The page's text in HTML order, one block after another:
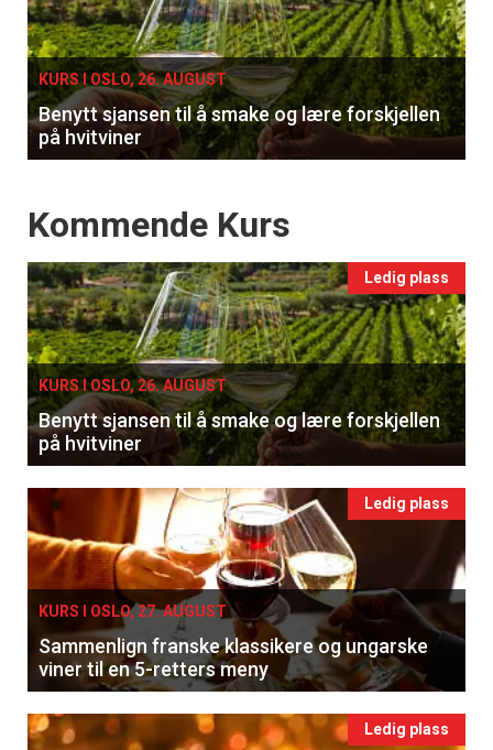
single
KURS I OSLO, 26. AUGUST
Benytt sjansen til å smake og lære forskjellen
på hvitviner
Events
Kommende Kurs
Ledig plass
KURS I OSLO, 26. AUGUST
Benytt sjansen til å smake og lære forskjellen
på hvitviner
Ledig plass
KURS I OSLO, 27. AUGUST
Sammenlign franske klassikere og ungarske
viner til en 5-retters meny
Ledig plass